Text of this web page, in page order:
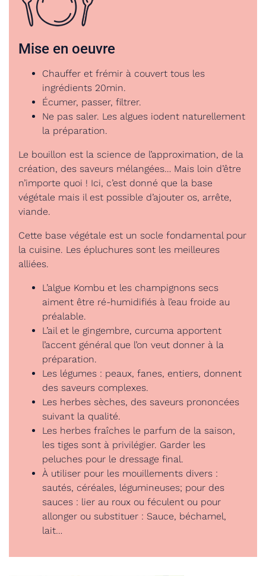
Mise en oeuvre
Chauffer et frémir à couvert tous les
ingrédients 20min.
Écumer, passer, filtrer.
Ne pas saler. Les algues iodent naturellement
la préparation.
Le bouillon est la science de l’approximation, de la
création, des saveurs mélangées… Mais loin d’être
n’importe quoi ! Ici, c’est donné que la base
végétale mais il est possible d’ajouter os, arrête,
viande.
Cette base végétale est un socle fondamental pour
la cuisine. Les épluchures sont les meilleures
alliées.
L’algue Kombu et les champignons secs
aiment être ré-humidifiés à l’eau froide au
préalable.
L’ail et le gingembre, curcuma apportent
l’accent général que l’on veut donner à la
préparation.
Les légumes : peaux, fanes, entiers, donnent
des saveurs complexes.
Les herbes sèches, des saveurs prononcées
suivant la qualité.
Les herbes fraîches le parfum de la saison,
les tiges sont à privilégier. Garder les
peluches pour le dressage final.
À utiliser pour les mouillements divers :
sautés, céréales, légumineuses; pour des
sauces : lier au roux ou féculent ou pour
allonger ou substituer : Sauce, béchamel,
lait…